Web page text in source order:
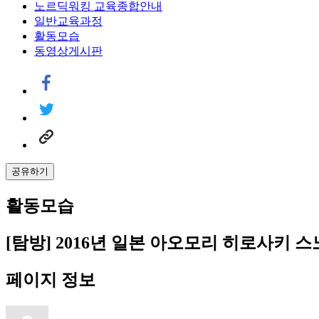
노르딕워킹 교육종합안내
일반교육과정
활동모습
동영상게시판
공유하기
활동모습
[탐방] 2016년 일본 아오모리 히로사키 스
페이지 정보